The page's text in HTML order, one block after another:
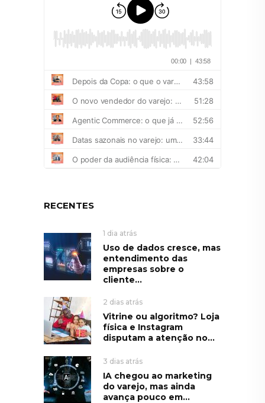
RECENTES
1 dia atrás
Uso de dados cresce, mas
entendimento das
empresas sobre o
cliente...
2 dias atrás
Vitrine ou algoritmo? Loja
física e Instagram
disputam a atenção no...
3 dias atrás
IA chegou ao marketing
do varejo, mas ainda
avança pouco em...